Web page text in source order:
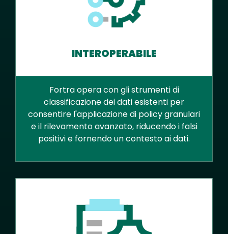
INTEROPERABILE
Fortra opera con gli strumenti di
classificazione dei dati esistenti per
consentire l'applicazione di policy granulari
e il rilevamento avanzato, riducendo i falsi
positivi e fornendo un contesto ai dati.